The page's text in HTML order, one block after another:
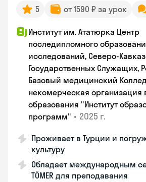
5 от 1590 ₽ за урок
Институт им. Ататюрка Центр
последипломного
исследований, Северо-
Государственных Служащих,
Базовый медицинский
некомерческая организация
образования "Институт
программ" • 2025 г.
Проживает в Турции и
культуру
Обладает международным
TÖMER для преподавания